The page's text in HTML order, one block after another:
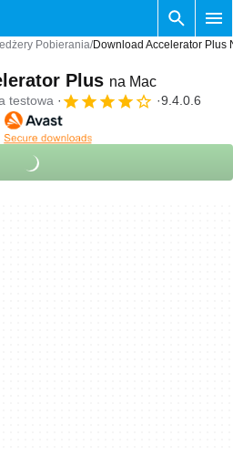
Pobierania Download Accelerator Plus
Plus na Mac
testowa 9.4.0.6